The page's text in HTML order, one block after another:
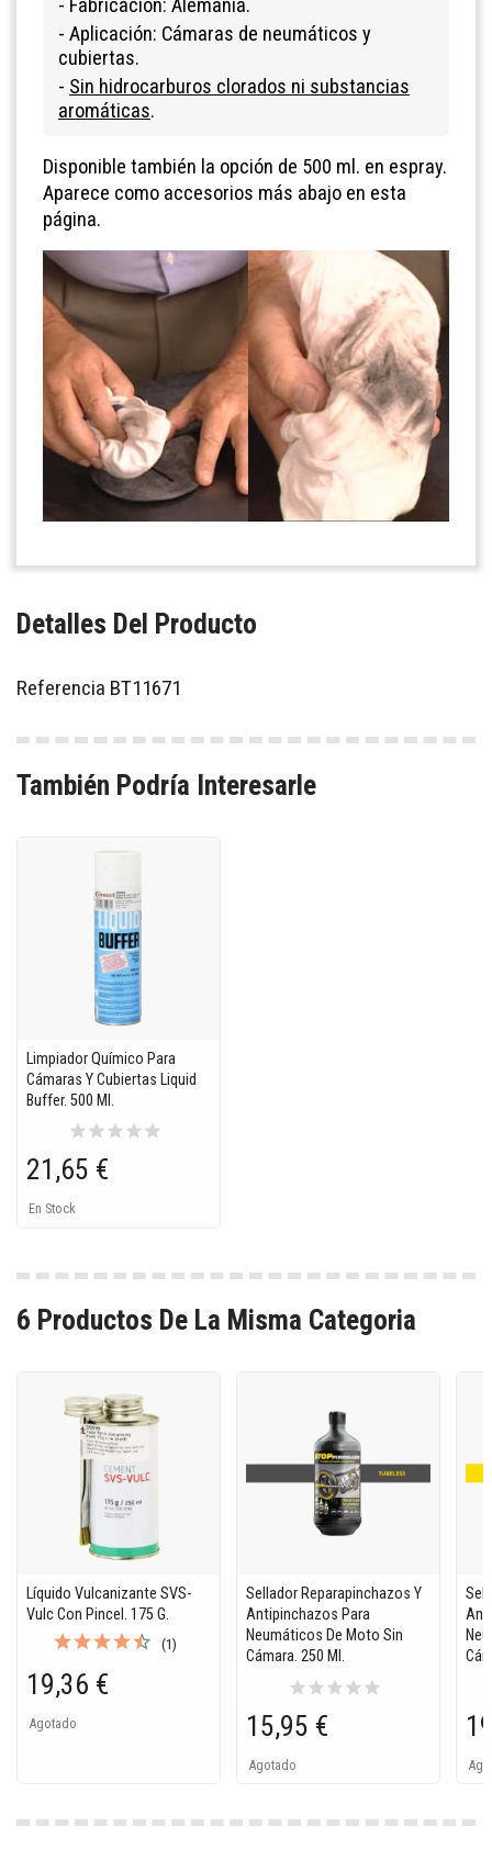
- Fabricación: Alemania.
- Aplicación: Cámaras de neumáticos y
cubiertas.
- Sin hidrocarburos clorados ni substancias
aromáticas.
Disponible también la opción de 500 ml. en espray.
Aparece como accesorios más abajo en esta
página.
Detalles Del Producto
Referencia BT11671
También Podría Interesarle
Limpiador Químico Para
Cámaras Y Cubiertas Liquid
Buffer. 500 Ml.
starstarstarstarstar
21,65 €
En Stock
6 Productos De La Misma Categoria
Líquido Vulcanizante SVS-
Vulc Con Pincel. 175 G.
(1)
19,36 €
Agotado
Sellador Reparapinchazos Y
Antipinchazos Para
Neumáticos De Moto Sin
Cámara. 250 Ml.
starstarstarstarstar
15,95 €
Agotado